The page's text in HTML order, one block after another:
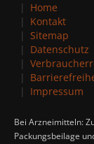
Home
Kontakt
Sitemap
Datenschutz
Impressum
Bei Arzneimitteln:
Packungsbeilage